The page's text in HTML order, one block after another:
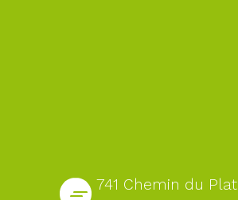
741 Chemin du Plat